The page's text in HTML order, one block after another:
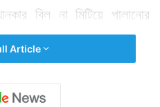
বিল না মিটিয়ে পালানোর
Article